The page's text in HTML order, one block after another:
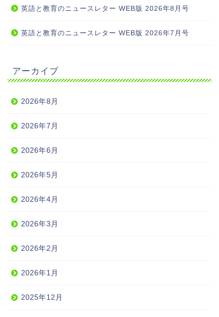
英語と教育のニュースレター WEB版 2026年8月号
英語と教育のニュースレター WEB版 2026年7月号
アーカイブ
2026年8月
2026年7月
2026年6月
2026年5月
2026年4月
2026年3月
2026年2月
2026年1月
2025年12月